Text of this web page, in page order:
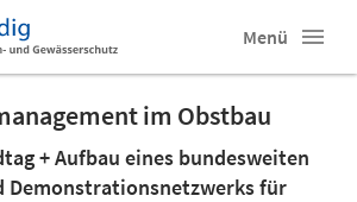
Menü
im Obstbau
+ Aufbau eines bundesweiten
Demonstrationsnetzwerks für